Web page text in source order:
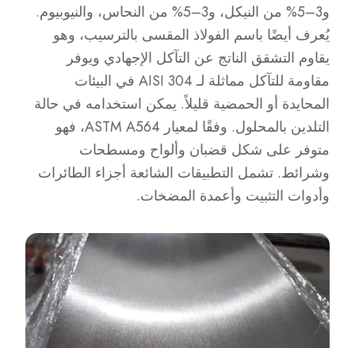
و3–5% من النيكل، و3–5% من النحاس، والنيوبيوم.
يُعرف أيضًا باسم الفولاذ المقسى بالترسيب، وهو
يقاوم التشقق الناتج عن التآكل الإجهادي ويوفر
مقاومة للتآكل مماثلة لـ AISI 304 في البيئات
المحايدة أو الحمضية قليلاً. يمكن استخدامه في حالة
التلدين بالمحلول. وفقًا لمعيار ASTM A564، فهو
متوفر على شكل قضبان وألواح ومسطحات
وشرائط. تشمل التطبيقات الشائعة أجزاء الطائرات
وأدوات التثبيت وأعمدة المضخات.